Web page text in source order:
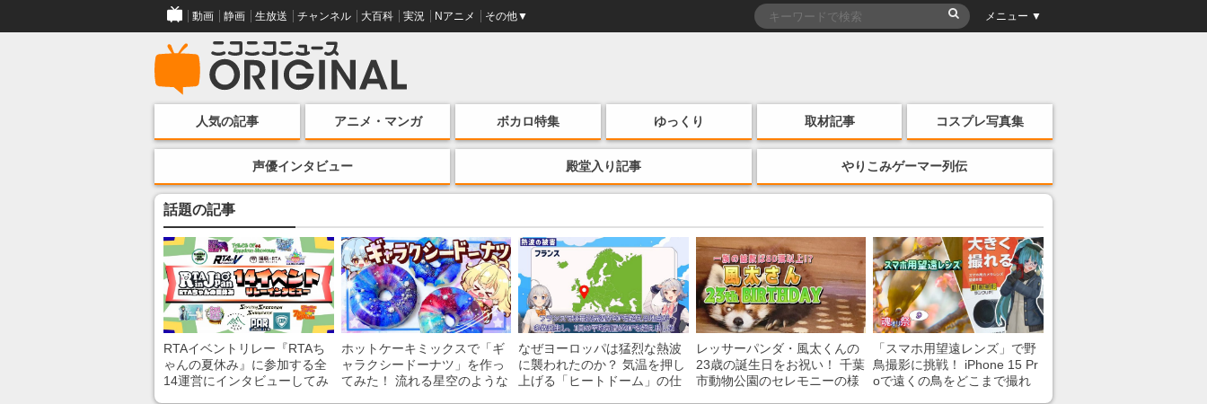
動画 静画 生放送 チャンネル 大百科 実況 Nアニメ その他▼ メニュー ▼
人気の記事 アニメ・マンガ ボカロ特集 ゆっくり 取材記事 コスプレ写真集
声優インタビュー 殿堂入り記事 やりこみゲーマー列伝
話題の記事
RTAイベントリレー『RTAち
ゃんの夏休み』に参加する全
14運営にインタビューしてみ
ホットケーキミックスで「ギ
ャラクシードーナツ」を作っ
てみた！ 流れる星空のような
なぜヨーロッパは猛烈な熱波
に襲われたのか？ 気温を押し
上げる「ヒートドーム」の仕
レッサーパンダ・風太くんの
23歳の誕生日をお祝い！ 千葉
市動物公園のセレモニーの様
「スマホ用望遠レンズ」で野
鳥撮影に挑戦！ iPhone 15 Pr
oで遠くの鳥をどこまで撮れ